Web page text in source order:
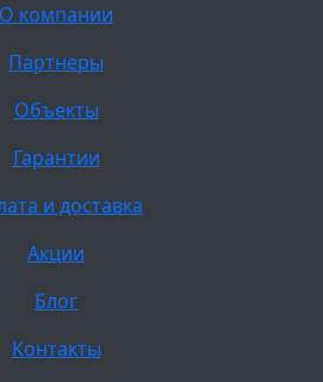
О компании
Партнеры
Объекты
Гарантии
и доставка
Акции
Блог
Контакты